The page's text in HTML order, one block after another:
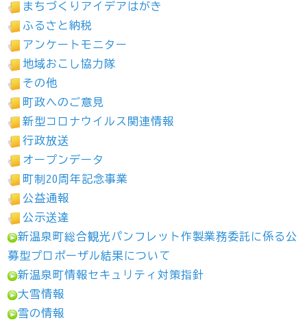
まちづくりアイデアはがき
ふるさと納税
アンケートモニター
地域おこし協力隊
その他
町政へのご意見
新型コロナウイルス関連情報
行政放送
オープンデータ
町制20周年記念事業
公益通報
公示送達
新温泉町総合観光パンフレット作製業務委託に係る公
募型プロポーザル結果について
新温泉町情報セキュリティ対策指針
大雪情報
雪の情報